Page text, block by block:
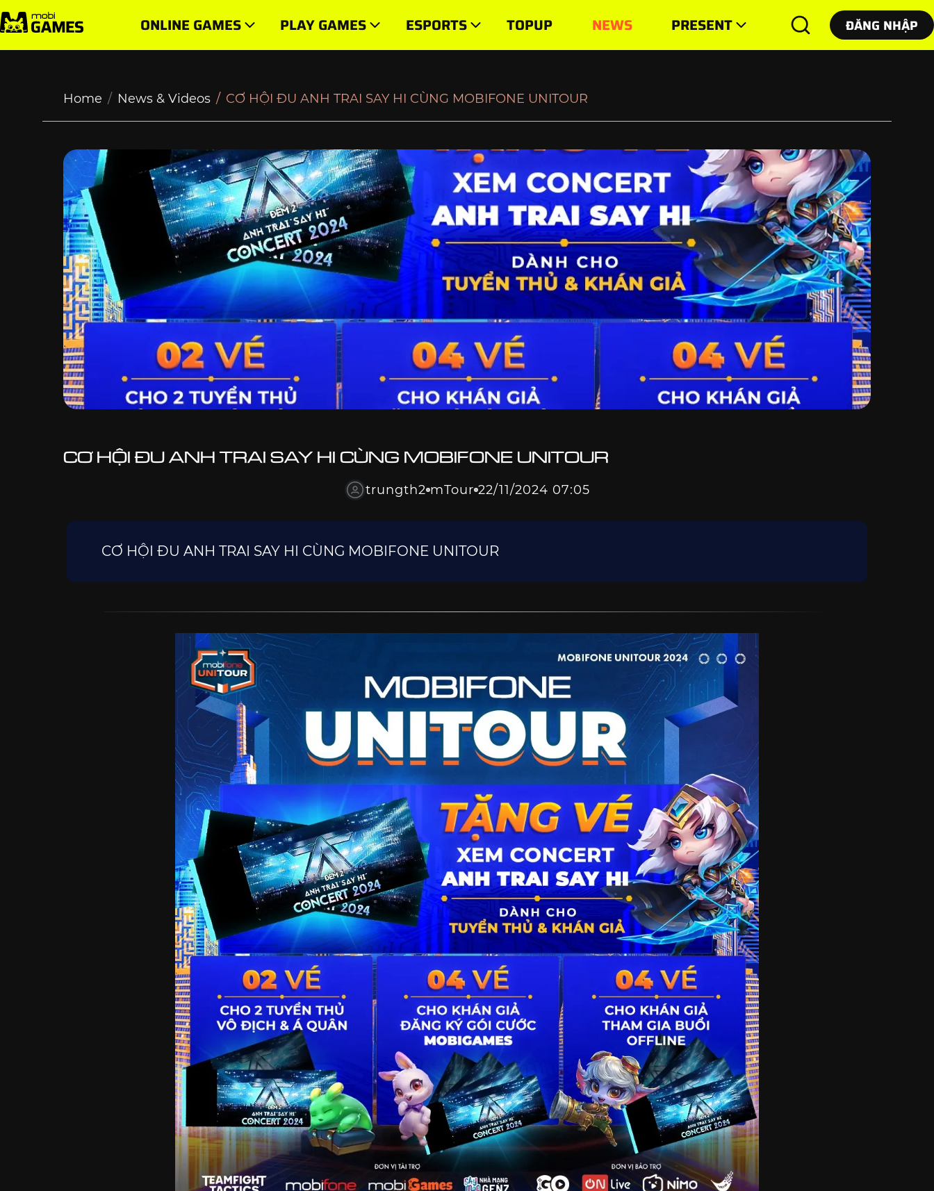
ONLINE GAMES PLAY GAMES ESPORTS TOPUP NEWS PRESENT
ĐĂNG NHẬP
ĐĂNG NHẬP
Home News & Videos CƠ HỘI ĐU ANH TRAI SAY HI CÙNG MOBIFONE UNITOUR
CƠ HỘI ĐU ANH TRAI SAY HI CÙNG MOBIFONE UNITOUR
trungth2 mTour 22/11/2024 07:05
CƠ HỘI ĐU ANH TRAI SAY HI CÙNG MOBIFONE UNITOUR